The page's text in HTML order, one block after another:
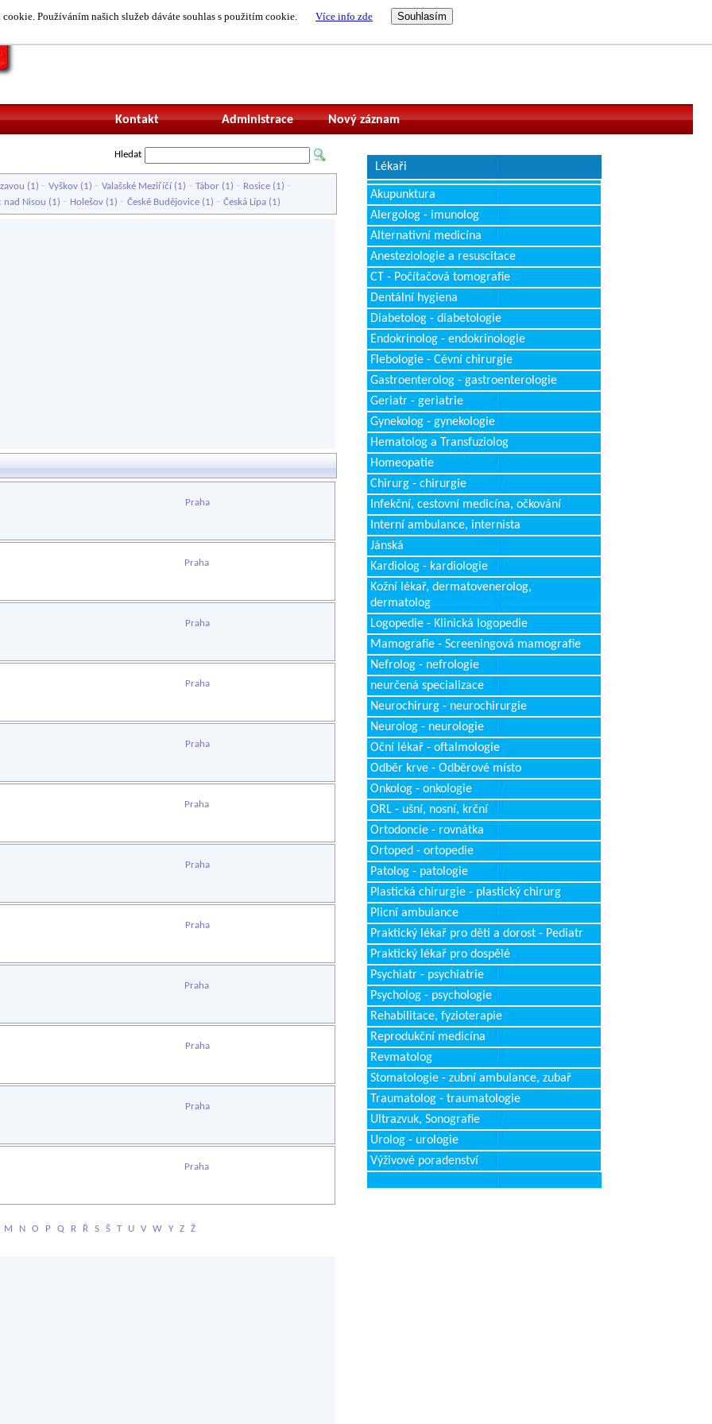
Používáním našich služeb dáváte souhlas s použitím cookie. Více info zde
Nový záznam
Administrace
Kontakt
Hledat
(1) - Vyškov (1) - Valašské Meziříčí (1) - Tábor (1) - Rosice (1) -
nad Nisou (1) - Holešov (1) - České Budějovice (1) - Česká Lípa (1)
Praha
Praha
Praha
Praha
Praha
Praha
Praha
Praha
Praha
Praha
Praha
Praha
M N O P Q R Ř S Š T U V W Y Z Ž
Lékaři
Akupunktura
Alergolog - imunolog
Alternativní medicína
Anesteziologie a resuscitace
CT - Počítačová tomografie
Dentální hygiena
Diabetolog - diabetologie
Endokrinolog - endokrinologie
Flebologie - Cévní chirurgie
Gastroenterolog - gastroenterologie
Geriatr - geriatrie
Gynekolog - gynekologie
Hematolog a Transfuziolog
Homeopatie
Chirurg - chirurgie
Infekční, cestovní medicína, očkování
Interní ambulance, internista
Jánská
Kardiolog - kardiologie
Kožní lékař, dermatovenerolog,
dermatolog
Logopedie - Klinická logopedie
Mamografie - Screeningová mamografie
Nefrolog - nefrologie
neurčená specializace
Neurochirurg - neurochirurgie
Neurolog - neurologie
Oční lékař - oftalmologie
Odběr krve - Odběrové místo
Onkolog - onkologie
ORL - ušní, nosní, krční
Ortodoncie - rovnátka
Ortoped - ortopedie
Patolog - patologie
Plastická chirurgie - plastický chirurg
Plicní ambulance
Praktický lékař pro děti a dorost - Pediatr
Praktický lékař pro dospělé
Psychiatr - psychiatrie
Psycholog - psychologie
Rehabilitace, fyzioterapie
Reprodukční medicína
Revmatolog
Stomatologie - zubní ambulance, zubař
Traumatolog - traumatologie
Ultrazvuk, Sonografie
Urolog - urologie
Výživové poradenství